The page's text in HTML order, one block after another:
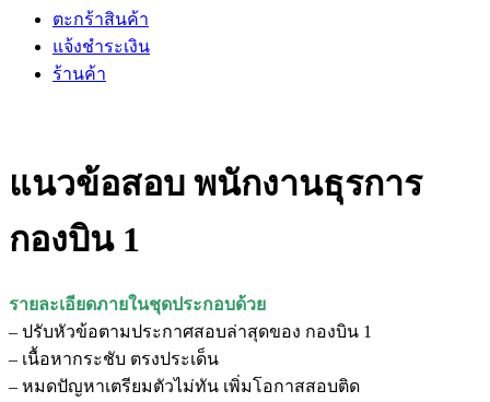
ตะกร้าสินค้า
แจ้งชำระเงิน
ร้านค้า
แนวข้อสอบ พนักงานธุรการ
กองบิน 1
รายละเอียดภายในชุดประกอบด้วย
– ปรับหัวข้อตามประกาศสอบล่าสุดของ กองบิน 1
– เนื้อหากระชับ ตรงประเด็น
– หมดปัญหาเตรียมตัวไม่ทัน เพิ่มโอกาสสอบติด